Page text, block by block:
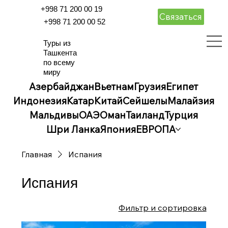
+998 71 200 00 19
+998 71 200 00 52
Связаться
Туры из
Ташкента
по всему
миру
АзербайджанВьетнамГрузияЕгипет
ИндонезияКатарКитайСейшелыМалайзия
МальдивыОАЭОманТаиландТурция
Шри ЛанкаЯпонияЕВРОПА
Главная Испания
Испания
Фильтр и сортировка